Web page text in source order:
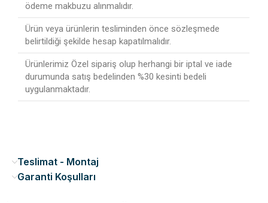
ödeme makbuzu alınmalıdır.
Ürün veya ürünlerin tesliminden önce sözleşmede
belirtildiği şekilde hesap kapatılmalıdır.
Ürünlerimiz Özel sipariş olup herhangi bir iptal ve iade
durumunda satış bedelinden %30 kesinti bedeli
uygulanmaktadır.
Teslimat - Montaj
Garanti Koşulları